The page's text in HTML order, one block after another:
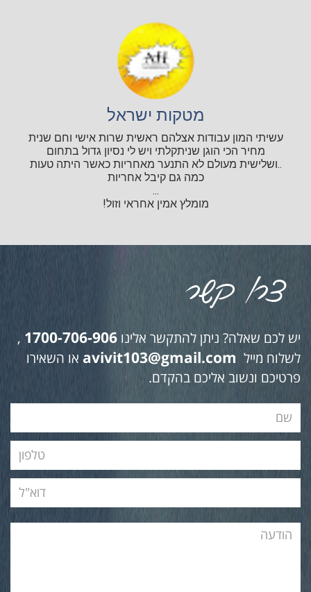
מטקות ישראל
עשיתי המון עבודות אצלהם ראשית שרות אישי וחם שנית
מחיר הכי הוגן שניתקלתי ויש לי נסיון גדול בתחום
..ושלישית מעולם לא התנער מאחריות כאשר היתה טעות
כמה גם קיבל אחריות
...
מומלץ אמין אחראי וזול!
יש לכם שאלה? ניתן להתקשר אלינו 1700-706-906
,
לשלוח מייל avivit103@gmail.com או השאירו
פרטיכם ונשוב אליכם בהקדם.